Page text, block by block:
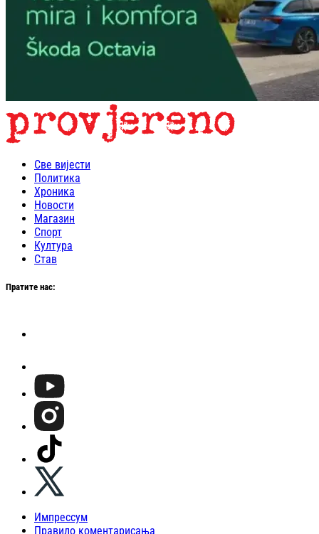
Све вијести
Политика
Хроника
Новости
Магазин
Спорт
Култура
Став
Пратите нас:
Импрессум
Правило коментарисања